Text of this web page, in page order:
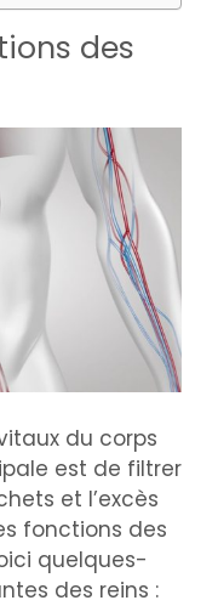
des
du corps
est de filtrer
et l’excès
fonctions des
quelques-
des reins :